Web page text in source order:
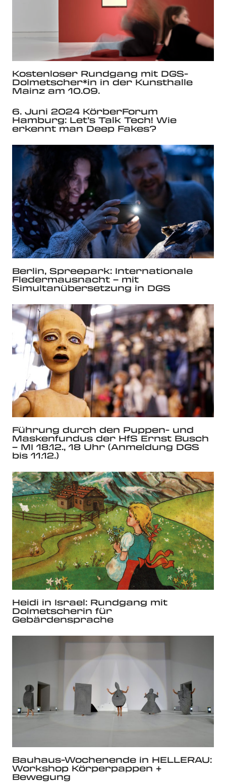
Kostenloser Rundgang mit DGS-
Dolmetscher*in in der Kunsthalle
Mainz am 10.09.
6. Juni 2024 KörberForum
Hamburg: Let’s Talk Tech! Wie
erkennt man Deep Fakes?
Berlin, Spreepark: Internationale
Fledermausnacht – mit
Simultanübersetzung in DGS
Führung durch den Puppen- und
Maskenfundus der HfS Ernst Busch
– MI 18.12., 18 Uhr (Anmeldung DGS
bis 11.12.)
Heidi in Israel: Rundgang mit
Dolmetscherin für
Gebärdensprache
Bauhaus-Wochenende in HELLERAU:
Workshop Körperpappen +
Bewegung